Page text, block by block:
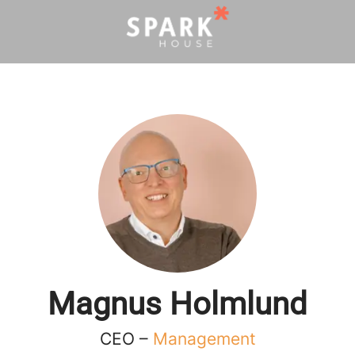
Magnus Holmlund
CEO – Management